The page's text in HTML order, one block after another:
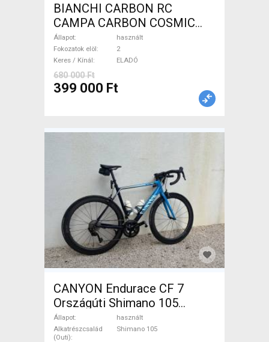
BIANCHI CARBON RC
CAMPA CARBON COSMIC
Országúti használt ELADÓ
Állapot
használt
Fokozatok elöl
2
Keres / Kínál
ELADÓ
680 000 Ft
399 000 Ft
CANYON Endurace CF 7
Országúti Shimano 105
patkófék használt ELADÓ
Állapot
használt
Alkatrészcsalád
(Outi)
Shimano 105